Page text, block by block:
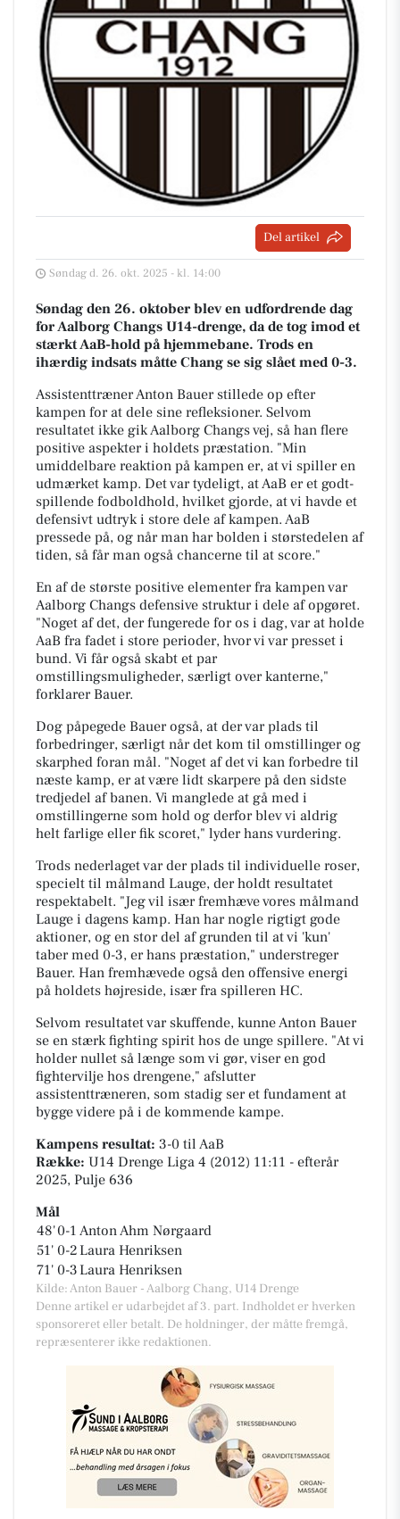
Del artikel
Søndag d. 26. okt. 2025 - kl. 14:00
Søndag den 26. oktober blev en udfordrende dag
for Aalborg Changs U14-drenge, da de tog imod et
stærkt AaB-hold på hjemmebane. Trods en
ihærdig indsats måtte Chang se sig slået med 0-3.
Assistenttræner Anton Bauer stillede op efter
kampen for at dele sine refleksioner. Selvom
resultatet ikke gik Aalborg Changs vej, så han flere
positive aspekter i holdets præstation. "Min
umiddelbare reaktion på kampen er, at vi spiller en
udmærket kamp. Det var tydeligt, at AaB er et godt-
spillende fodboldhold, hvilket gjorde, at vi havde et
defensivt udtryk i store dele af kampen. AaB
pressede på, og når man har bolden i størstedelen af
tiden, så får man også chancerne til at score."
En af de største positive elementer fra kampen var
Aalborg Changs defensive struktur i dele af opgøret.
"Noget af det, der fungerede for os i dag, var at holde
AaB fra fadet i store perioder, hvor vi var presset i
bund. Vi får også skabt et par
omstillingsmuligheder, særligt over kanterne,"
forklarer Bauer.
Dog påpegede Bauer også, at der var plads til
forbedringer, særligt når det kom til omstillinger og
skarphed foran mål. "Noget af det vi kan forbedre til
næste kamp, er at være lidt skarpere på den sidste
tredjedel af banen. Vi manglede at gå med i
omstillingerne som hold og derfor blev vi aldrig
helt farlige eller fik scoret," lyder hans vurdering.
Trods nederlaget var der plads til individuelle roser,
specielt til målmand Lauge, der holdt resultatet
respektabelt. "Jeg vil især fremhæve vores målmand
Lauge i dagens kamp. Han har nogle rigtigt gode
aktioner, og en stor del af grunden til at vi 'kun'
taber med 0-3, er hans præstation," understreger
Bauer. Han fremhævede også den offensive energi
på holdets højreside, især fra spilleren HC.
Selvom resultatet var skuffende, kunne Anton Bauer
se en stærk fighting spirit hos de unge spillere. "At vi
holder nullet så længe som vi gør, viser en god
fightervilje hos drengene," afslutter
assistenttræneren, som stadig ser et fundament at
bygge videre på i de kommende kampe.
Kampens resultat: 3-0 til AaB
Række: U14 Drenge Liga 4 (2012) 11:11 - efterår
2025, Pulje 636
Mål
48'0-1 Anton Ahm Nørgaard
51' 0-2 Laura Henriksen
71' 0-3 Laura Henriksen
Kilde: Anton Bauer - Aalborg Chang, U14 Drenge
Denne artikel er udarbejdet af 3. part. Indholdet er hverken
sponsoreret eller betalt. De holdninger, der måtte fremgå,
repræsenterer ikke redaktionen.